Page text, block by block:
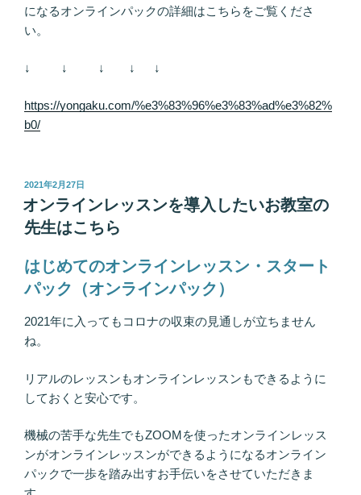
になるオンラインパックの詳細はこちらをご覧くださ
い。
↓ ↓ ↓ ↓ ↓
https://yongaku.com/%e3%83%96%e3%83%ad%e3%82%
b0/
投
稿
日:
2021年2月27日
オンラインレッスンを導入したいお教室の
先生はこちら
はじめてのオンラインレッスン・スタート
パック（オンラインパック）
2021年に入ってもコロナの収束の見通しが立ちません
ね。
リアルのレッスンもオンラインレッスンもできるように
しておくと安心です。
機械の苦手な先生でもZOOMを使ったオンラインレッス
ンがオンラインレッスンができるようになるオンライン
パックで一歩を踏み出すお手伝いをさせていただきま